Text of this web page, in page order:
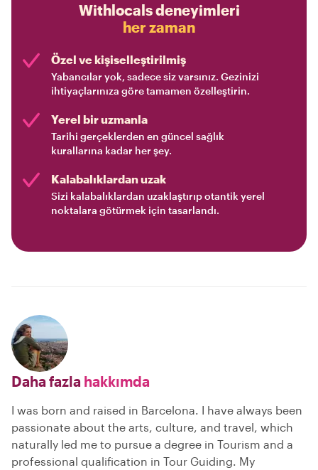
Withlocals deneyimleri
her zaman
Özel ve kişiselleştirilmiş
Yabancılar yok, sadece siz varsınız. Gezinizi
ihtiyaçlarınıza göre tamamen özelleştirin.
Yerel bir uzmanla
Tarihi gerçeklerden en güncel sağlık
kurallarına kadar her şey.
Kalabalıklardan uzak
Sizi kalabalıklardan uzaklaştırıp otantik yerel
noktalara götürmek için tasarlandı.
Daha fazla hakkımda
I was born and raised in Barcelona. I have always been
passionate about the arts, culture, and travel, which
naturally led me to pursue a degree in Tourism and a
professional qualification in Tour Guiding. My